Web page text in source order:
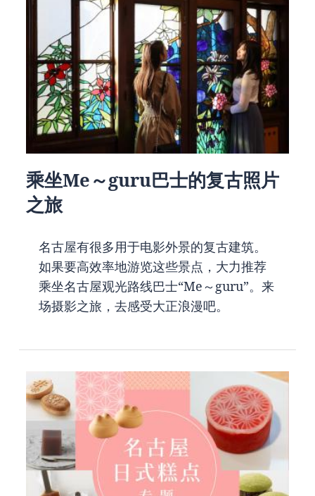
乘坐Me～guru巴士的复古照片
之旅
名古屋有很多用于电影外景的复古建筑。
如果要高效率地游览这些景点，大力推荐
乘坐名古屋观光路线巴士“Me～guru”。来
场摄影之旅，去感受大正浪漫吧。